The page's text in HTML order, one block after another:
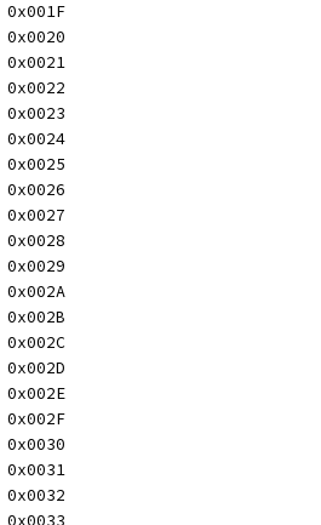
0x1F	0x001F
0x20	0x0020
0x21	0x0021
0x22	0x0022
0x23	0x0023
0x24	0x0024
0x25	0x0025
0x26	0x0026
0x27	0x0027
0x28	0x0028
0x29	0x0029
0x2A	0x002A
0x2B	0x002B
0x2C	0x002C
0x2D	0x002D
0x2E	0x002E
0x2F	0x002F
0x30	0x0030
0x31	0x0031
0x32	0x0032
0x33	0x0033